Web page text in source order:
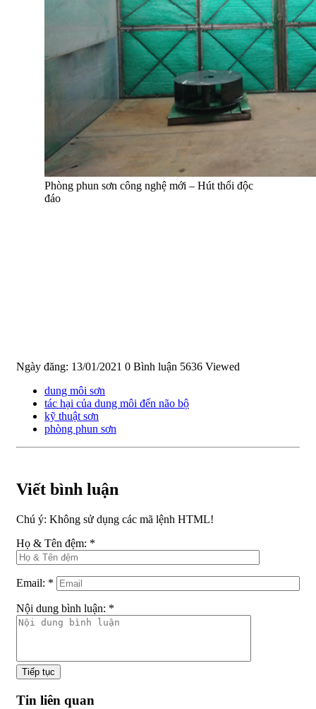
Phòng phun sơn công nghệ mới – Hút thổi độc
đáo
Ngày đăng: 13/01/2021 0 Bình luận 5636 Viewed
dung môi sơn
tác hại của dung môi đến não bộ
kỹ thuật sơn
phòng phun sơn
Viết bình luận
Chú ý: Không sử dụng các mã lệnh HTML!
Họ & Tên đệm: *
Email: *
Nội dung bình luận: *
Tiếp tục
Tin liên quan